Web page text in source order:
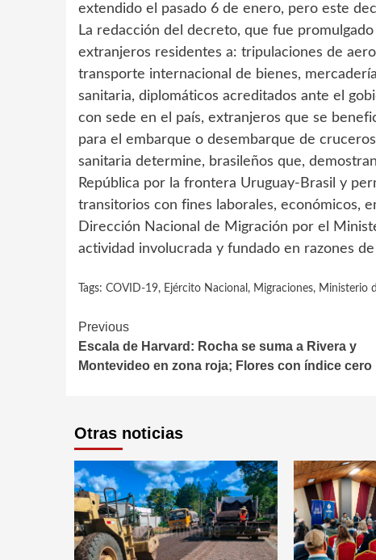
extendido el pasado 6 de enero, pero este
La redacción del decreto, que fue
extranjeros residentes a: tripulaciones de
transporte internacional de bienes,
sanitaria, diplomáticos acreditados ante el
con sede en el país, extranjeros que se
para el embarque o desembarque de
sanitaria determine, brasileños que,
República por la frontera Uruguay-Brasil y
transitorios con fines laborales, económicos,
Dirección Nacional de Migración por el
actividad involucrada y fundado en razones
Tags: COVID-19, Ejército Nacional , Migraciones, Ministerio
Continue
Reading
Previous
Escala de Harvard: Rocha se suma a Rivera y
Montevideo en zona roja; Flores con índice cero
Otras noticias